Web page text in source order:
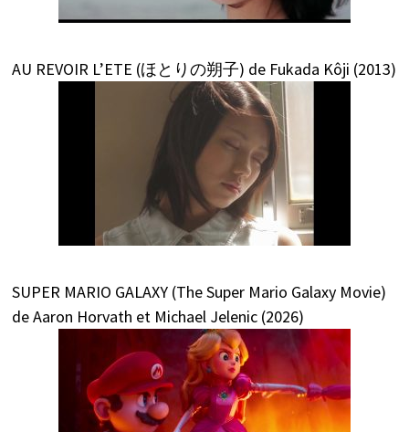
AU REVOIR L’ETE (ほとりの朔子) de Fukada Kôji (2013)
SUPER MARIO GALAXY (The Super Mario Galaxy Movie)
de Aaron Horvath et Michael Jelenic (2026)